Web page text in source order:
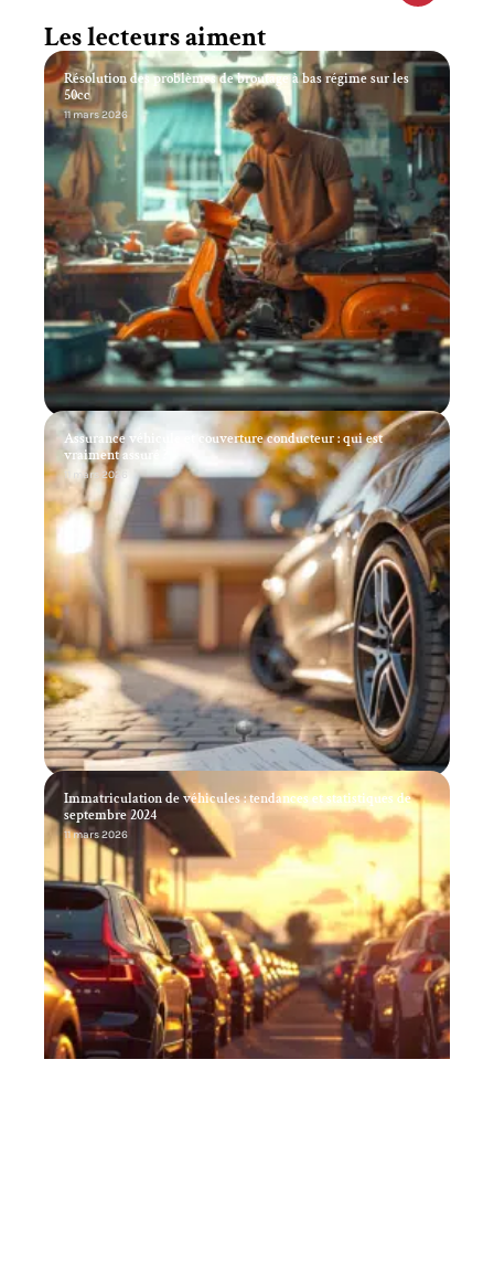
Les lecteurs aiment
Résolution des problèmes de broutage à bas régime sur les
50cc
11 mars 2026
Assurance véhicule et couverture conducteur : qui est
vraiment assuré ?
11 mars 2026
Immatriculation de véhicules : tendances et statistiques de
septembre 2024
11 mars 2026